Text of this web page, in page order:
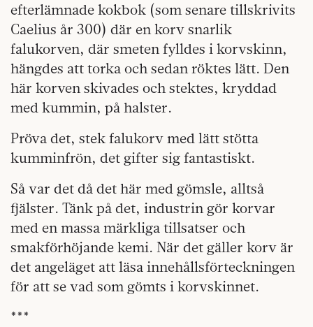
efterlämnade kokbok (som senare tillskrivits
Caelius år 300) där en korv snarlik
falukorven, där smeten fylldes i korvskinn,
hängdes att torka och sedan röktes lätt. Den
här korven skivades och stektes, kryddad
med kummin, på halster.
Pröva det, stek falukorv med lätt stötta
kumminfrön, det gifter sig fantastiskt.
Så var det då det här med gömsle, alltså
fjälster. Tänk på det, industrin gör korvar
med en massa märkliga tillsatser och
smakförhöjande kemi. När det gäller korv är
det angeläget att läsa innehållsförteckningen
för att se vad som gömts i korvskinnet.
***